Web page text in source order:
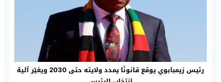
رئيس زيمبابوي يوقع قانونًا يمدد ولايته حتى 2030 ويغيّر آلية